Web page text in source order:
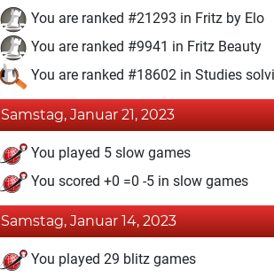
You are ranked #21293 in Fritz by Elo
You are ranked #9941 in Fritz Beauty
You are ranked #18602 in Studies
Samstag, Januar 21, 2023
You played 5 slow games
You scored +0 =0 -5 in slow games
Samstag, Januar 14, 2023
You played 29 blitz games